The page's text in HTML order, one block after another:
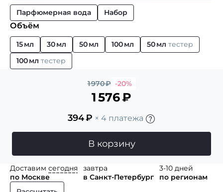
Парфюмерная вода Набор
Объём
15 мл 30 мл 50 мл 100 мл 50 мл тестер
100 мл тестер
1 970₽ -20%
1 576₽
394₽ × 4 платежа
В корзину
Доставим сегодня
по Москве
завтра
в Санкт-Петербург
3-10 дней
по регионам